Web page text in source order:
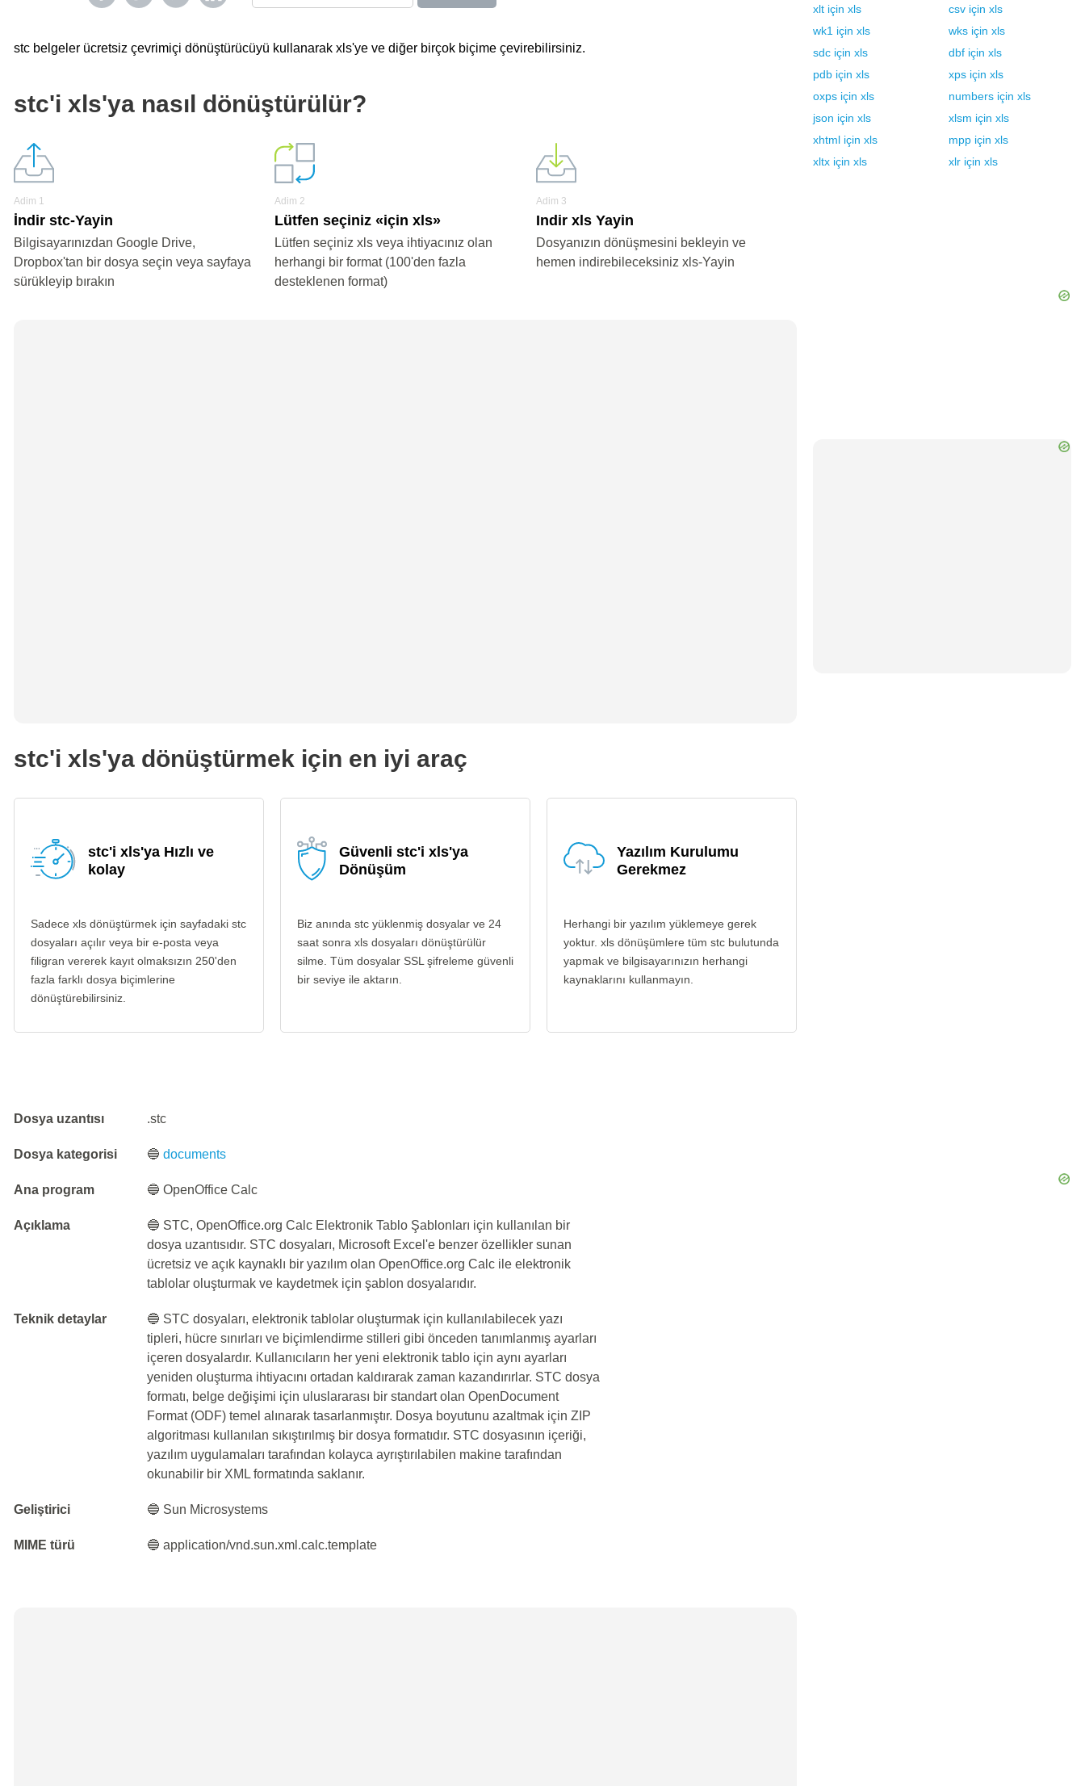
stc belgeler ücretsiz çevrimiçi dönüştürücüyü kullanarak xls'ye ve diğer birçok biçime çevirebilirsiniz.
stc'i xls'ya nasıl dönüştürülür?
Adim 1
İndir stc-Yayin
Bilgisayarınızdan Google Drive,
Dropbox'tan bir dosya seçin veya sayfaya
sürükleyip bırakın
Adim 2
Lütfen seçiniz «için xls»
Lütfen seçiniz xls veya ihtiyacınız olan
herhangi bir format (100'den fazla
desteklenen format)
Adim 3
Indir xls Yayin
Dosyanızın dönüşmesini bekleyin ve
hemen indirebileceksiniz xls-Yayin
stc'i xls'ya dönüştürmek için en iyi araç
stc'i xls'ya Hızlı ve
kolay
Sadece xls dönüştürmek için sayfadaki stc
dosyaları açılır veya bir e-posta veya
filigran vererek kayıt olmaksızın 250'den
fazla farklı dosya biçimlerine
dönüştürebilirsiniz.
Güvenli stc'i xls'ya
Dönüşüm
Biz anında stc yüklenmiş dosyalar ve 24
saat sonra xls dosyaları dönüştürülür
silme. Tüm dosyalar SSL şifreleme güvenli
bir seviye ile aktarın.
Yazılım Kurulumu
Gerekmez
Herhangi bir yazılım yüklemeye gerek
yoktur. xls dönüşümlere tüm stc bulutunda
yapmak ve bilgisayarınızın herhangi
kaynaklarını kullanmayın.
Dosya uzantısı .stc
Dosya kategorisi 🔵documents
Ana program 🔵 OpenOffice Calc
Açıklama
🔵 STC, OpenOffice.org Calc Elektronik Tablo Şablonları için kullanılan bir
dosya uzantısıdır. STC dosyaları, Microsoft Excel'e benzer özellikler sunan
ücretsiz ve açık kaynaklı bir yazılım olan OpenOffice.org Calc ile elektronik
tablolar oluşturmak ve kaydetmek için şablon dosyalarıdır.
Teknik detaylar
🔵 STC dosyaları, elektronik tablolar oluşturmak için kullanılabilecek yazı
tipleri, hücre sınırları ve biçimlendirme stilleri gibi önceden tanımlanmış ayarları
içeren dosyalardır. Kullanıcıların her yeni elektronik tablo için aynı ayarları
yeniden oluşturma ihtiyacını ortadan kaldırarak zaman kazandırırlar. STC dosya
formatı, belge değişimi için uluslararası bir standart olan OpenDocument
Format (ODF) temel alınarak tasarlanmıştır. Dosya boyutunu azaltmak için ZIP
algoritması kullanılan sıkıştırılmış bir dosya formatıdır. STC dosyasının içeriği,
yazılım uygulamaları tarafından kolayca ayrıştırılabilen makine tarafından
okunabilir bir XML formatında saklanır.
Geliştirici 🔵 Sun Microsystems
MIME türü 🔵 application/vnd.sun.xml.calc.template
xlt için xls csv için xls
wk1 için xls wks için xls
sdc için xls dbf için xls
pdb için xls xps için xls
oxps için xls numbers için xls
json için xls xlsm için xls
xhtml için xls mpp için xls
xltx için xls xlr için xls